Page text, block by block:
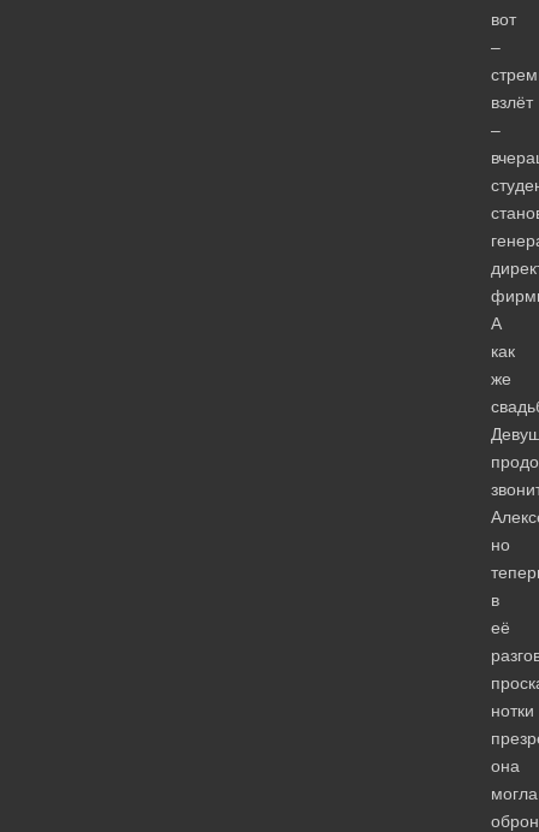
вот
–
взлёт
–
А
как
же
но
в
её
нотки
она
могла